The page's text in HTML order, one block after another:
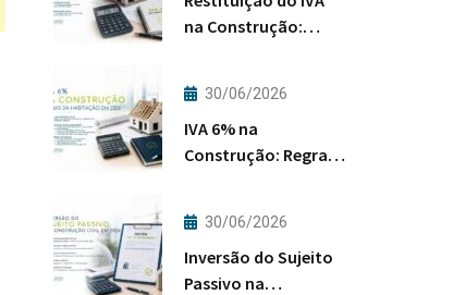
na Construção:
30/06/2026
IVA 6% na
Construção: Regras
30/06/2026
Inversão do Sujeito
Passivo na